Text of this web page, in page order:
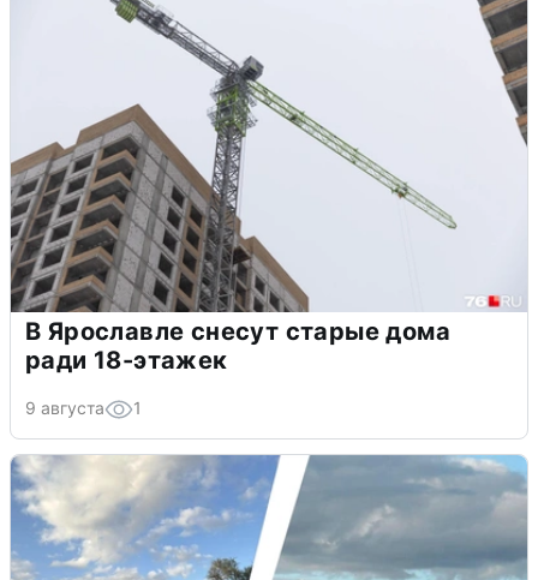
В Ярославле снесут старые дома
ради 18-этажек
9 августа 1